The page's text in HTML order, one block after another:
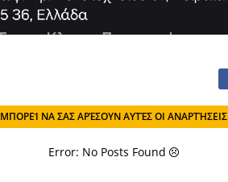
ΜΠΟΡΕΊ ΝΑ ΣΑΣ ΑΡΈΣΟΥΝ ΑΥΤΈΣ ΟΙ ΑΝΑΡΤΉΣΕΙΣ
Error: No Posts Found